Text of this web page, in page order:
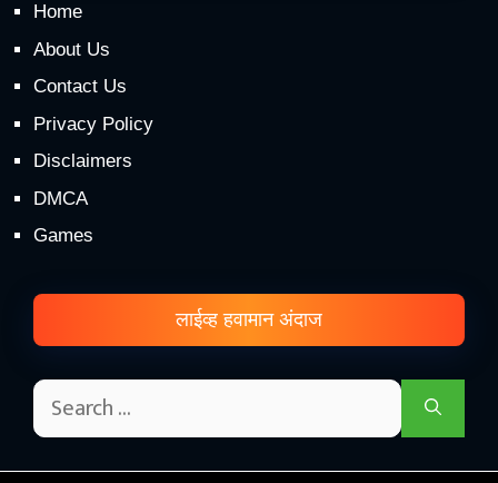
Home
About Us
Contact Us
Privacy Policy
Disclaimers
DMCA
Games
लाईव्ह हवामान अंदाज